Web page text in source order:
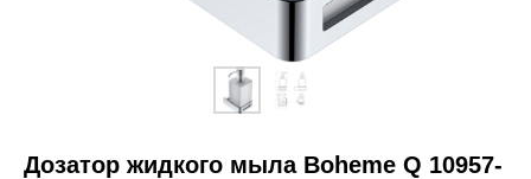
Дозатор жидкого мыла Boheme Q 10957-